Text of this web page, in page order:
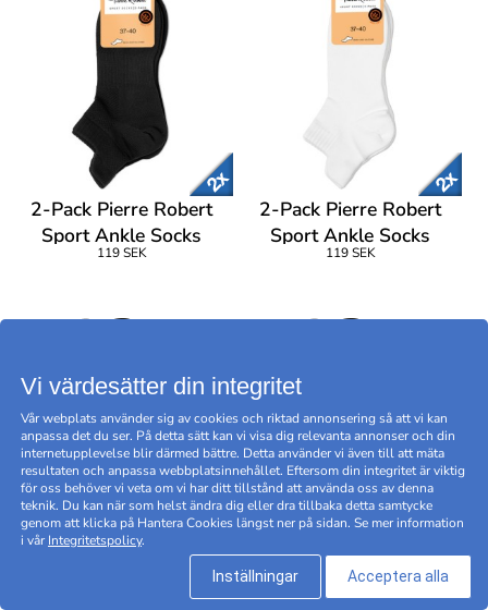
2-Pack Pierre Robert
Sport Ankle Socks
Women
119 SEK
2-Pack Pierre Robert
Sport Ankle Socks
Women
119 SEK
Pierre Robert Sport Wool Pierre Robert Sport Wool
Vi värdesätter din integritet
Vår webplats använder sig av cookies och riktad annonsering så att vi kan
anpassa det du ser. På detta sätt kan vi visa dig relevanta annonser och din
internetupplevelse blir därmed bättre. Detta använder vi även till att mäta
resultaten och anpassa webbplatsinnehållet. Eftersom din integritet är viktig
för oss behöver vi veta om vi har ditt tillstånd att använda oss av denna
teknik. Du kan när som helst ändra dig eller dra tillbaka detta samtycke
genom att klicka på Hantera Cookies längst ner på sidan. Se mer information
i vårIntegritetspolicy.
Inställningar Acceptera alla